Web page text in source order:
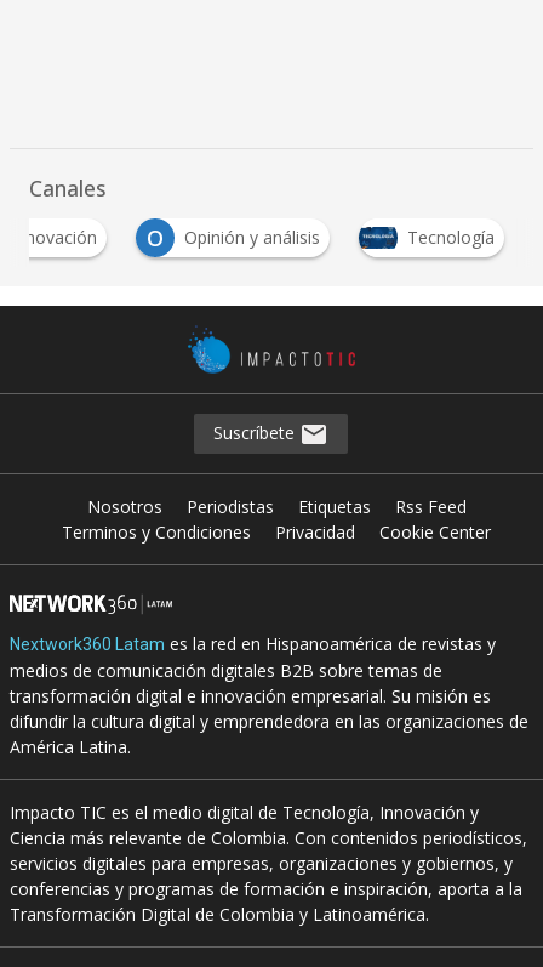
Canales
Innovación O Opinión y análisis Tecnología
Suscríbete
Nosotros Periodistas Etiquetas
Rss Feed
Terminos y Condiciones
Privacidad Cookie Center
Nextwork360 Latam es la red en Hispanoamérica de revistas y
medios de comunicación digitales B2B sobre temas de
transformación digital e innovación empresarial. Su misión es
difundir la cultura digital y emprendedora en las organizaciones de
América Latina.
Impacto TIC es el medio digital de Tecnología, Innovación y
Ciencia más relevante de Colombia. Con contenidos periodísticos,
servicios digitales para empresas, organizaciones y gobiernos, y
conferencias y programas de formación e inspiración, aporta a la
Transformación Digital de Colombia y Latinoamérica.